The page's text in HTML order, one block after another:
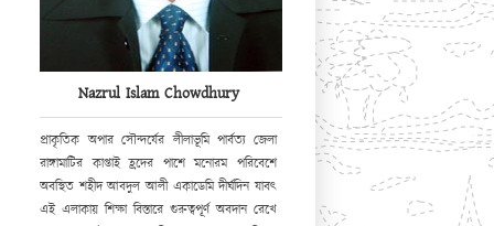
Nazrul Islam Chowdhury
প্রাকৃতিক অপার সৌন্দর্যের লীলাভূমি পার্বত্য জেলা
রাঙ্গামাটির কাপ্তাই হ্রদের পাশে মনোরম পরিবেশে
অবস্থিত শহীদ আবদুল আলী একাডেমি দীর্ঘদিন যাবৎ
এই এলাকায় শিক্ষা বিস্তারে গুরুত্বপূর্ণ অবদান রেখে